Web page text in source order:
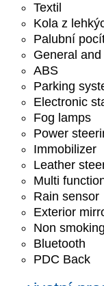
Textil
Kola z
Palubní
General
ABS
Parking
Electronic
Fog lamps
Power
Immobilizer
Leather
Multi
Rain sensor
Exterior
Non
Bluetooth
PDC Back